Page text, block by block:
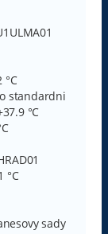
°C
standardni
°C
°C
sady